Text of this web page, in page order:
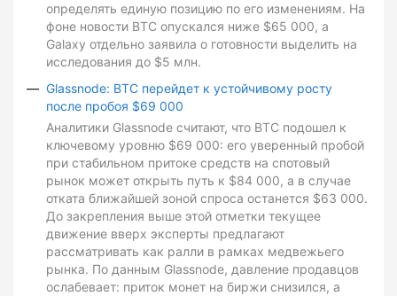
определять единую позицию по его изменениям. На
фоне новости BTC опускался ниже $65 000, а
Galaxy отдельно заявила о готовности выделить на
исследования до $5 млн.
Glassnode: BTC перейдет к устойчивому росту
после пробоя $69 000
Аналитики Glassnode считают, что BTC подошел к
ключевому уровню $69 000: его уверенный пробой
при стабильном притоке средств на спотовый
рынок может открыть путь к $84 000, а в случае
отката ближайшей зоной спроса останется $63 000.
До закрепления выше этой отметки текущее
движение вверх эксперты предлагают
рассматривать как ралли в рамках медвежьего
рынка. По данным Glassnode, давление продавцов
ослабевает: приток монет на биржи снизился, а